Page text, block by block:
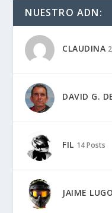
NUESTRO ADN:
CLAUDINA
DAVID G.
FIL 14 Posts
JAIME LUGO